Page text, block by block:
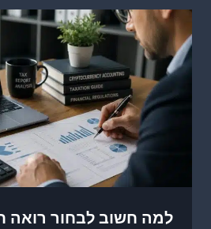
למה חשוב לבחור רואה